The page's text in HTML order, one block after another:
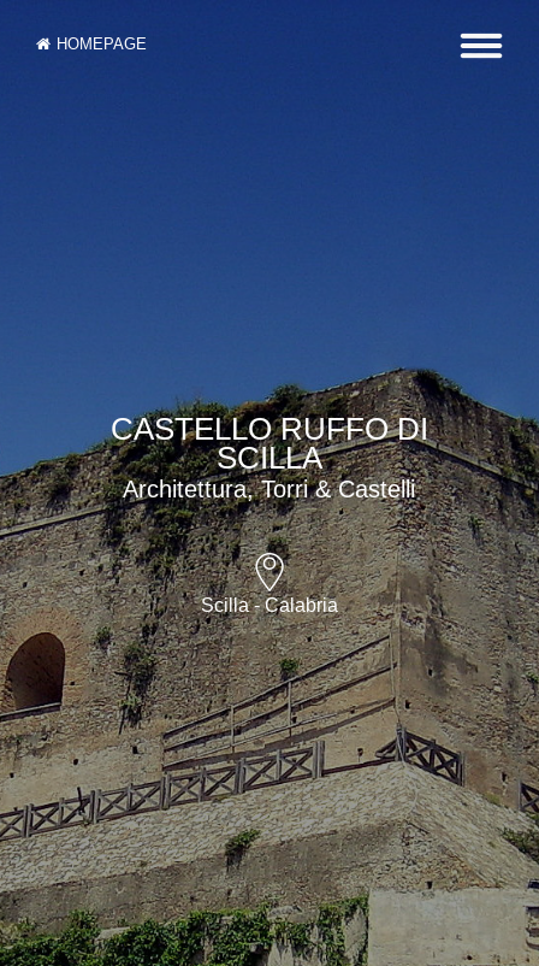
HOMEPAGE
CASTELLO RUFFO DI
SCILLA
Architettura, Torri & Castelli
Scilla - Calabria